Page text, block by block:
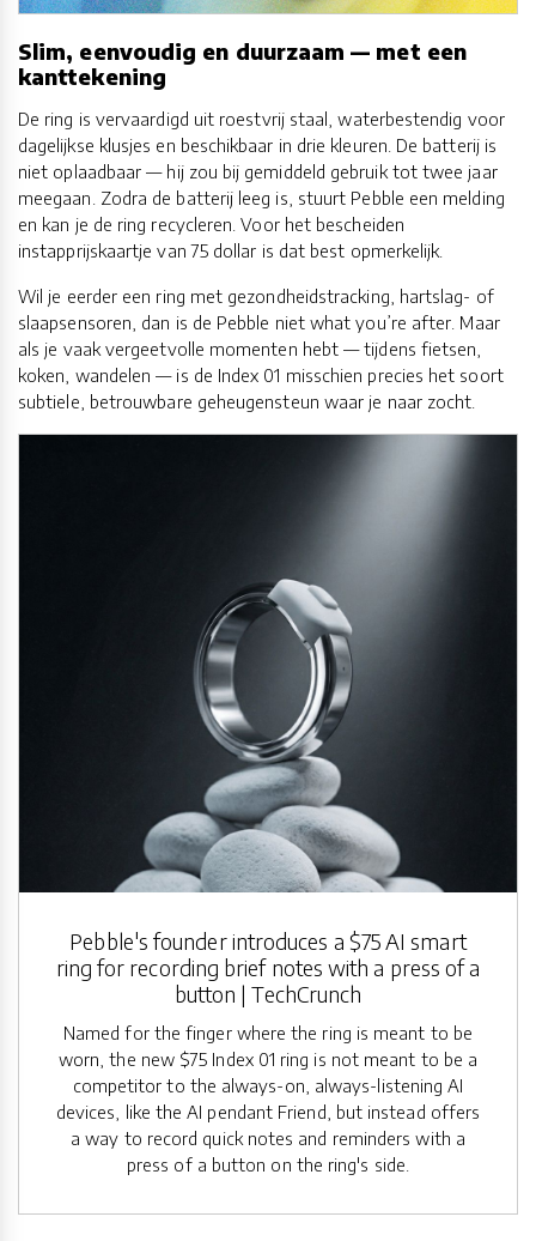
Slim, eenvoudig en duurzaam — met een
kanttekening
De ring is vervaardigd uit roestvrij staal, waterbestendig voor
dagelijkse klusjes en beschikbaar in drie kleuren. De batterij is
niet oplaadbaar — hij zou bij gemiddeld gebruik tot twee jaar
meegaan. Zodra de batterij leeg is, stuurt Pebble een melding
en kan je de ring recycleren. Voor het bescheiden
instapprijskaartje van 75 dollar is dat best opmerkelijk.
Wil je eerder een ring met gezondheidstracking, hartslag- of
slaapsensoren, dan is de Pebble niet what you’re after. Maar
als je vaak vergeetvolle momenten hebt — tijdens fietsen,
koken, wandelen — is de Index 01 misschien precies het soort
subtiele, betrouwbare geheugensteun waar je naar zocht.
Pebble's founder introduces a $75 AI smart
ring for recording brief notes with a press of a
button | TechCrunch
Named for the finger where the ring is meant to be
worn, the new $75 Index 01 ring is not meant to be a
competitor to the always-on, always-listening AI
devices, like the AI pendant Friend, but instead offers
a way to record quick notes and reminders with a
press of a button on the ring's side.